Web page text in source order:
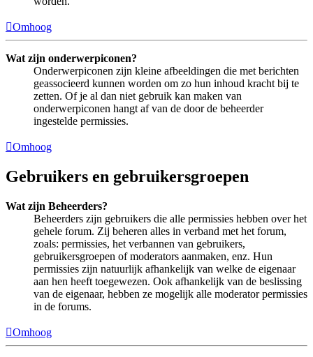
Omhoog
Wat zijn onderwerpiconen?
Onderwerpiconen zijn kleine afbeeldingen die met berichten
geassocieerd kunnen worden om zo hun inhoud kracht bij te
zetten. Of je al dan niet gebruik kan maken van
onderwerpiconen hangt af van de door de beheerder
ingestelde permissies.
Omhoog
Gebruikers en gebruikersgroepen
Wat zijn Beheerders?
Beheerders zijn gebruikers die alle permissies hebben over het
gehele forum. Zij beheren alles in verband met het forum,
zoals: permissies, het verbannen van gebruikers,
gebruikersgroepen of moderators aanmaken, enz. Hun
permissies zijn natuurlijk afhankelijk van welke de eigenaar
aan hen heeft toegewezen. Ook afhankelijk van de beslissing
van de eigenaar, hebben ze mogelijk alle moderator permissies
in de forums.
Omhoog